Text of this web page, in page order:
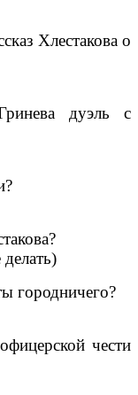
Хлестакова о
дуэль с
городничего?
чести